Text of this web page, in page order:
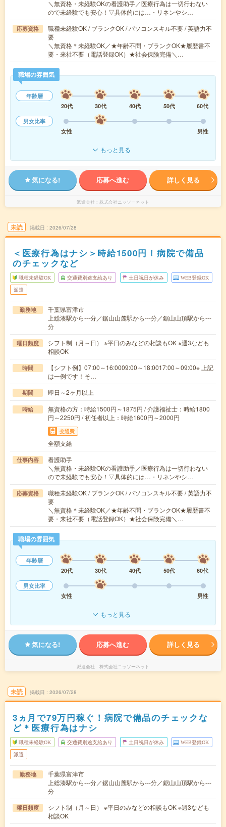
＼無資格・未経験OKの看護助手／医療行為は一切行わない
ので未経験でも安心！▽具体的には…・リネンやシ…
応募資格
職種未経験OK / ブランクOK / パソコンスキル不要 / 英語力不
要
＼無資格＊未経験OK／★年齢不問・ブランクOK★履歴書不
要・来社不要（電話登録OK）★社会保険完備＼…
職場の雰囲気
年齢層
20代
30代 40代 50代
60代
男女比率
女性
男性
もっと見る
気になる! 応募へ進む 詳しく見る
派遣会社 株式会社ニッソーネット
未読 掲載日 2026/07/28
＜医療行為はナシ＞時給1500円！病院で備品
のチェックなど
職種未経験OK 交通費別途支給あり 土日祝日が休み WEB登録OK
派遣
勤務地
千葉県富津市
上総湊駅から---分／鋸山山麓駅から---分／鋸山山頂駅から---
分
曜日頻度
シフト制（月～日） ※平日のみなどの相談もOK ※週3なども
相談OK
時間
【シフト例】07:00～16:0009:00～18:0017:00～09:00※ 上記
は一例です！そ…
期間 即日～2ヶ月以上
時給
無資格の方：時給1500円～1875円 / 介護福祉士：時給1800
円～2250円 / 初任者以上：時給1600円～2000円
交通費
全額支給
仕事内容
看護助手
＼無資格・未経験OKの看護助手／医療行為は一切行わない
ので未経験でも安心！▽具体的には…・リネンやシ…
応募資格
職種未経験OK / ブランクOK / パソコンスキル不要 / 英語力不
要
＼無資格＊未経験OK／★年齢不問・ブランクOK★履歴書不
要・来社不要（電話登録OK）★社会保険完備＼…
職場の雰囲気
年齢層
20代
30代 40代 50代
60代
男女比率
女性
男性
もっと見る
気になる! 応募へ進む 詳しく見る
派遣会社 株式会社ニッソーネット
未読 掲載日 2026/07/28
3ヵ月で79万円稼ぐ！病院で備品のチェックな
ど＊医療行為はナシ
職種未経験OK 交通費別途支給あり 土日祝日が休み WEB登録OK
派遣
勤務地
千葉県富津市
上総湊駅から---分／鋸山山麓駅から---分／鋸山山頂駅から---
分
曜日頻度
シフト制（月～日） ※平日のみなどの相談もOK ※週3なども
相談OK